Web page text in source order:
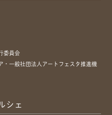
委員会
・一般社団法人アートフェスタ推進機
シェ